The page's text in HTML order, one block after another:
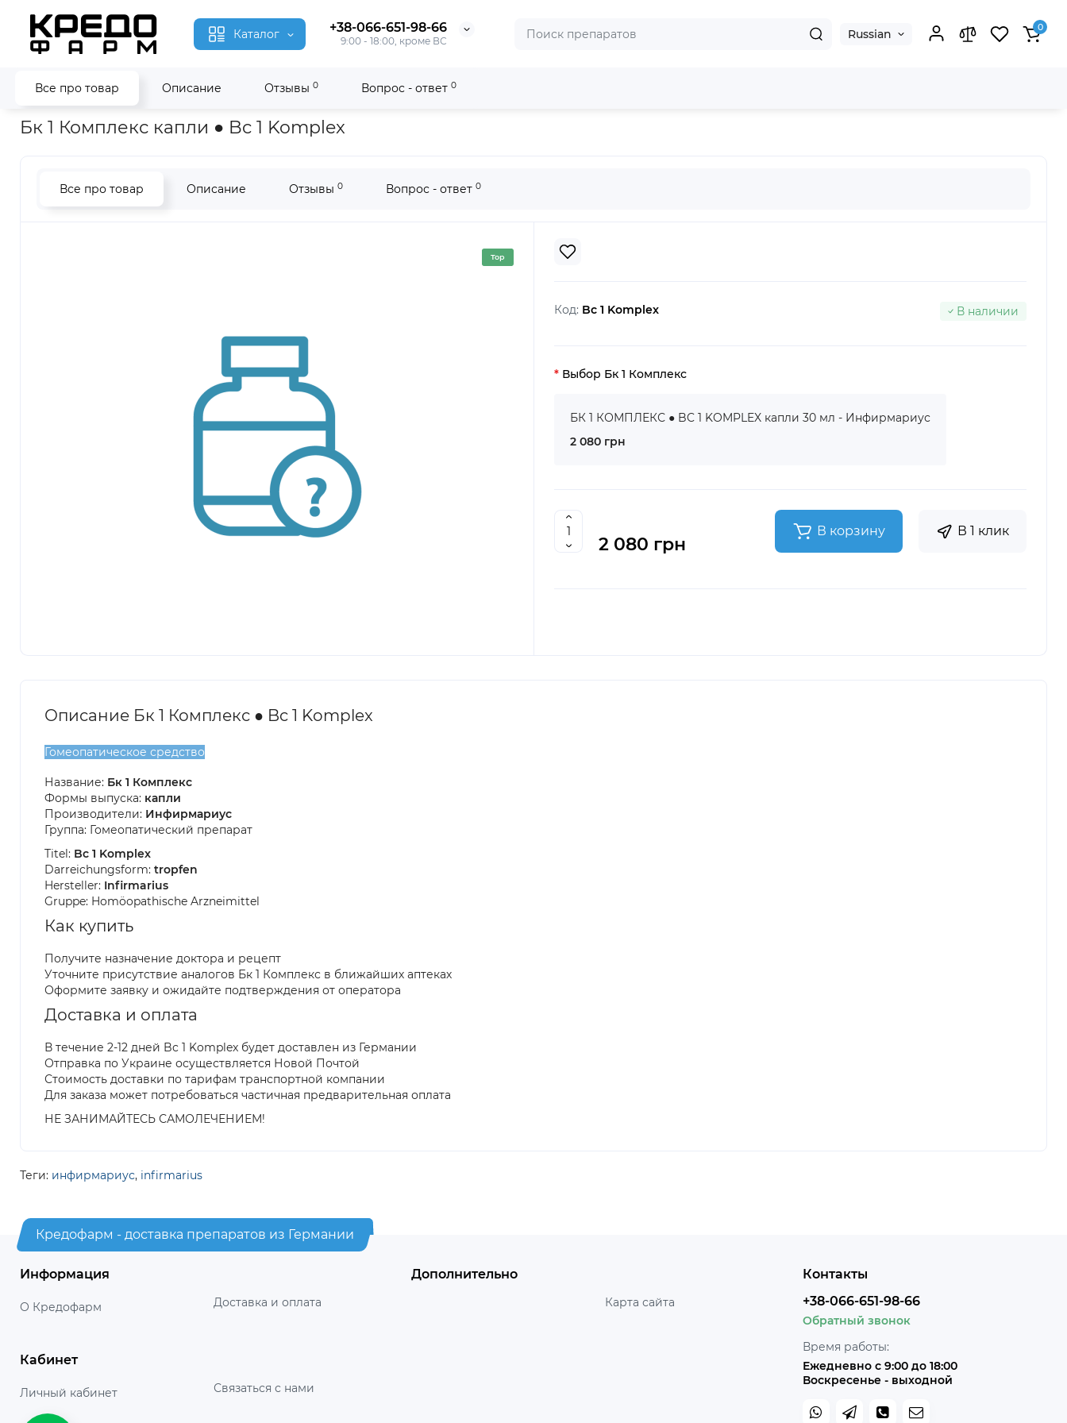
Каталог +38-066-651-98-66
9:00 - 18:00, кроме ВС Russian 0
Все про товар Описание Отзывы 0 Вопрос - ответ 0
Главная Гомеопатия Бк 1 Комплекс ● Bc 1 Komplex
Бк 1 Комплекс капли ● Bc 1 Komplex
Все про товар Описание Отзывы 0 Вопрос - ответ 0
Top
Код: Bc 1 Komplex В наличии
Выбор Бк 1 Комплекс
БК 1 КОМПЛЕКС ● BC 1 KOMPLEX капли 30 мл - Инфирмариус
2 080 грн
2 080 грн
В корзину В 1 клик
Описание Бк 1 Комплекс ● Bc 1 Komplex
Гомеопатическое средство
Название: Бк 1 Комплекс
Формы выпуска: капли
Производители: Инфирмариус
Группа: Гомеопатический препарат
Titel: Bc 1 Komplex
Darreichungsform: tropfen
Hersteller: Infirmarius
Gruppe: Homöopathische Arzneimittel
Как купить
Получите назначение доктора и рецепт
Уточните присутствие аналогов Бк 1 Комплекс в ближайших аптеках
Оформите заявку и ожидайте подтверждения от оператора
Доставка и оплата
В течение 2-12 дней Bc 1 Komplex будет доставлен из Германии
Отправка по Украине осуществляется Новой Почтой
Стоимость доставки по тарифам транспортной компании
Для заказа может потребоваться частичная предварительная оплата
НЕ ЗАНИМАЙТЕСЬ САМОЛЕЧЕНИЕМ!
Теги: инфирмариус, infirmarius
Кредофарм - доставка препаратов из Германии
Информация
О Кредофарм Доставка и оплата
Дополнительно
Карта сайта
Кабинет
Личный кабинет Связаться с нами
Контакты
+38-066-651-98-66
Обратный звонок
Время работы:
Ежедневно с 9:00 до 18:00
Воскресенье - выходной